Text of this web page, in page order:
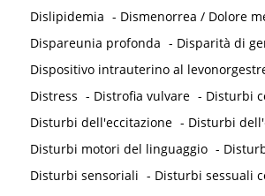
Dislipidemia - Dismenorrea / Dolore
Dispareunia profonda - Disparità di
Dispositivo intrauterino al
Distress - Distrofia vulvare - Disturbi
Disturbi dell'eccitazione - Disturbi
Disturbi motori del linguaggio -
Disturbi sensoriali - Disturbi sessuali